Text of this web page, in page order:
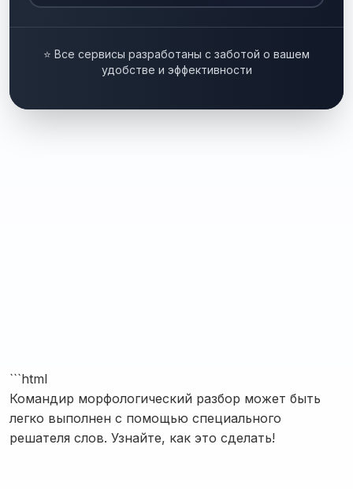
⭐ Все сервисы разработаны с заботой о вашем
удобстве и эффективности
```html
Командир морфологический разбор может быть
легко выполнен с помощью специального
решателя слов. Узнайте, как это сделать!